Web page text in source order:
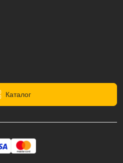
Каталог